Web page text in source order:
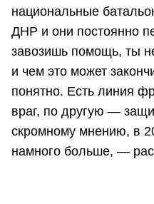
национальные
ДНР и они постоянно
завозишь помощь, ты
и чем это может
понятно. Есть линия
враг, по другую —
скромному мнению, в
намного больше, —